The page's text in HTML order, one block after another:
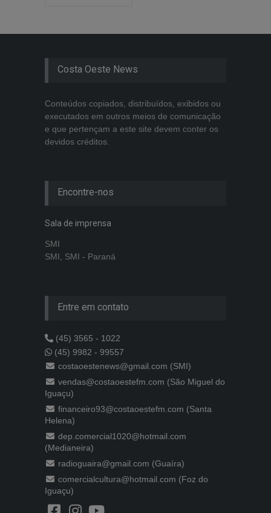
Costa Oeste News
Conteúdos copiados, distribuídos, exibidos ou
executados em outros meios de comunicação
e que pertençam a este site devem conter os
devidos créditos.
Encontre-nos
Sala de imprensa
SMI
SMI, SMI - Paraná
Entre em contato
(45) 3565 - 1022
(45) 9982 - 99557
costaoestenews@gmail.com (SMI)
vendas@costaoestefm.com (São Miguel do
Iguaçu)
financeiro93@costaoestefm.com (Santa
Helena)
dep.comercial1020@hotmail.com
(Medianeira)
radioguaira@gmail.com (Guaíra)
comercialcultura@hotmail.com (Foz do
Iguaçu)